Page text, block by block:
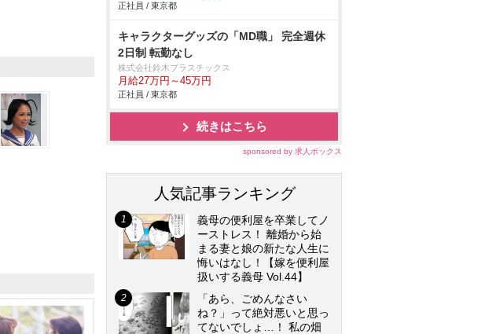
正社員 / 東京都
キャラクターグッズの「MD職」 完全週休
2日制 転勤なし
株式会社鈴木プラスチックス
月給27万円～45万円
正社員 / 東京都
続きはこちら
sponsored by 求人ボックス
人気記事ランキング
義母の便利屋を卒業してノ
ーストレス！ 離婚から始
まる妻と娘の新たな人生に
悔いはなし！【嫁を便利屋
扱いする義母 Vol.44】
「あら、ごめんなさい
ね？」って絶対悪いと思っ
てないでしょ…！ 私の畑